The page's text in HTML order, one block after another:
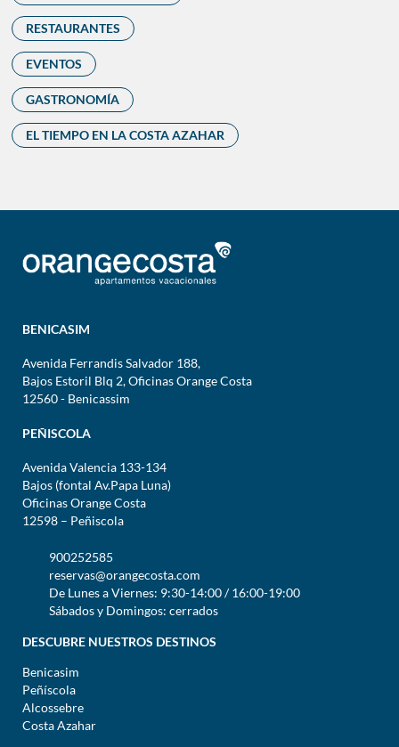
RESTAURANTES
EVENTOS
GASTRONOMÍA
EL TIEMPO EN LA COSTA AZAHAR
BENICASIM
Avenida Ferrandis Salvador 188,
Bajos Estoril Blq 2, Oficinas Orange Costa
12560 - Benicassim
PEÑISCOLA
Avenida Valencia 133-134
Bajos (fontal Av.Papa Luna)
Oficinas Orange Costa
12598 – Peñiscola
900252585
reservas@orangecosta.com
De Lunes a Viernes: 9:30-14:00 / 16:00-19:00
Sábados y Domingos: cerrados
DESCUBRE NUESTROS DESTINOS
Benicasim
Peñíscola
Alcossebre
Costa Azahar